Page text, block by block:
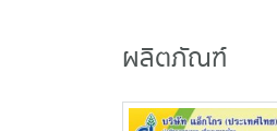
ผลิตภัณฑ์